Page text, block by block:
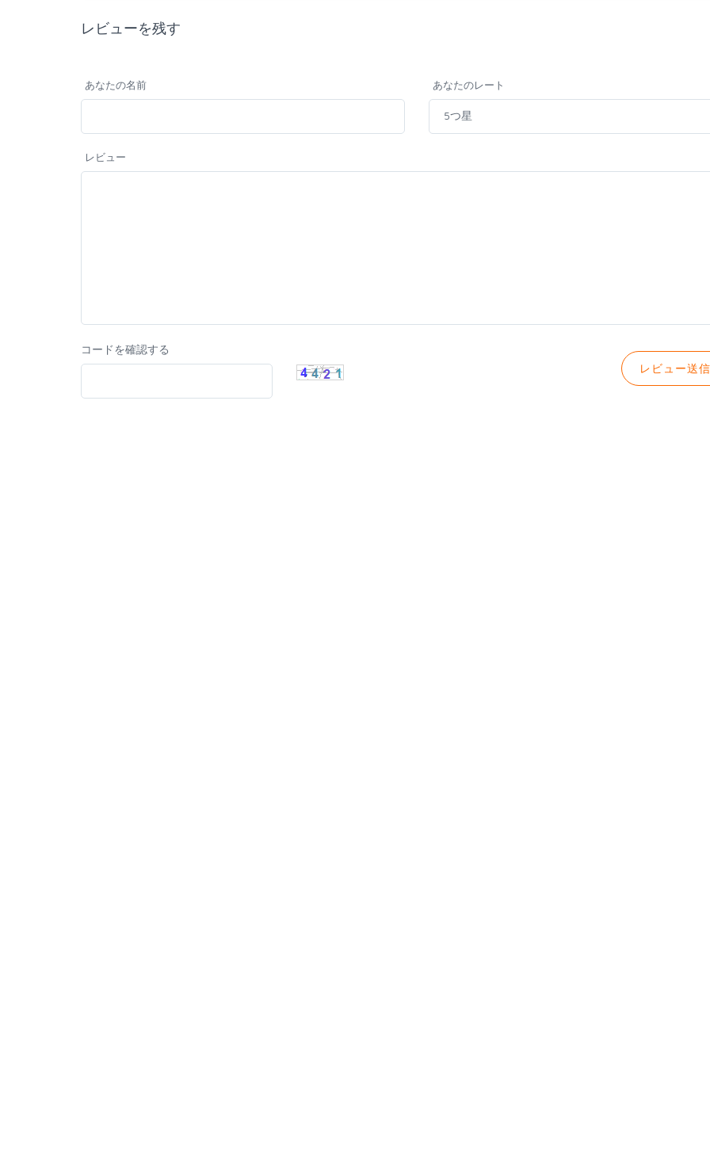
レビューを残す
あなたの名前 あなたのレート
レビュー
コードを確認する